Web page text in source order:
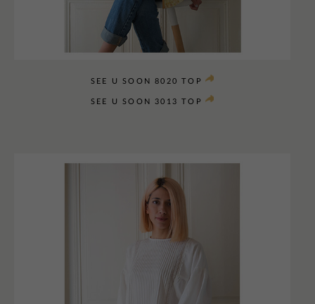
SEE U SOON 8020 TOP
SEE U SOON 3013 TOP